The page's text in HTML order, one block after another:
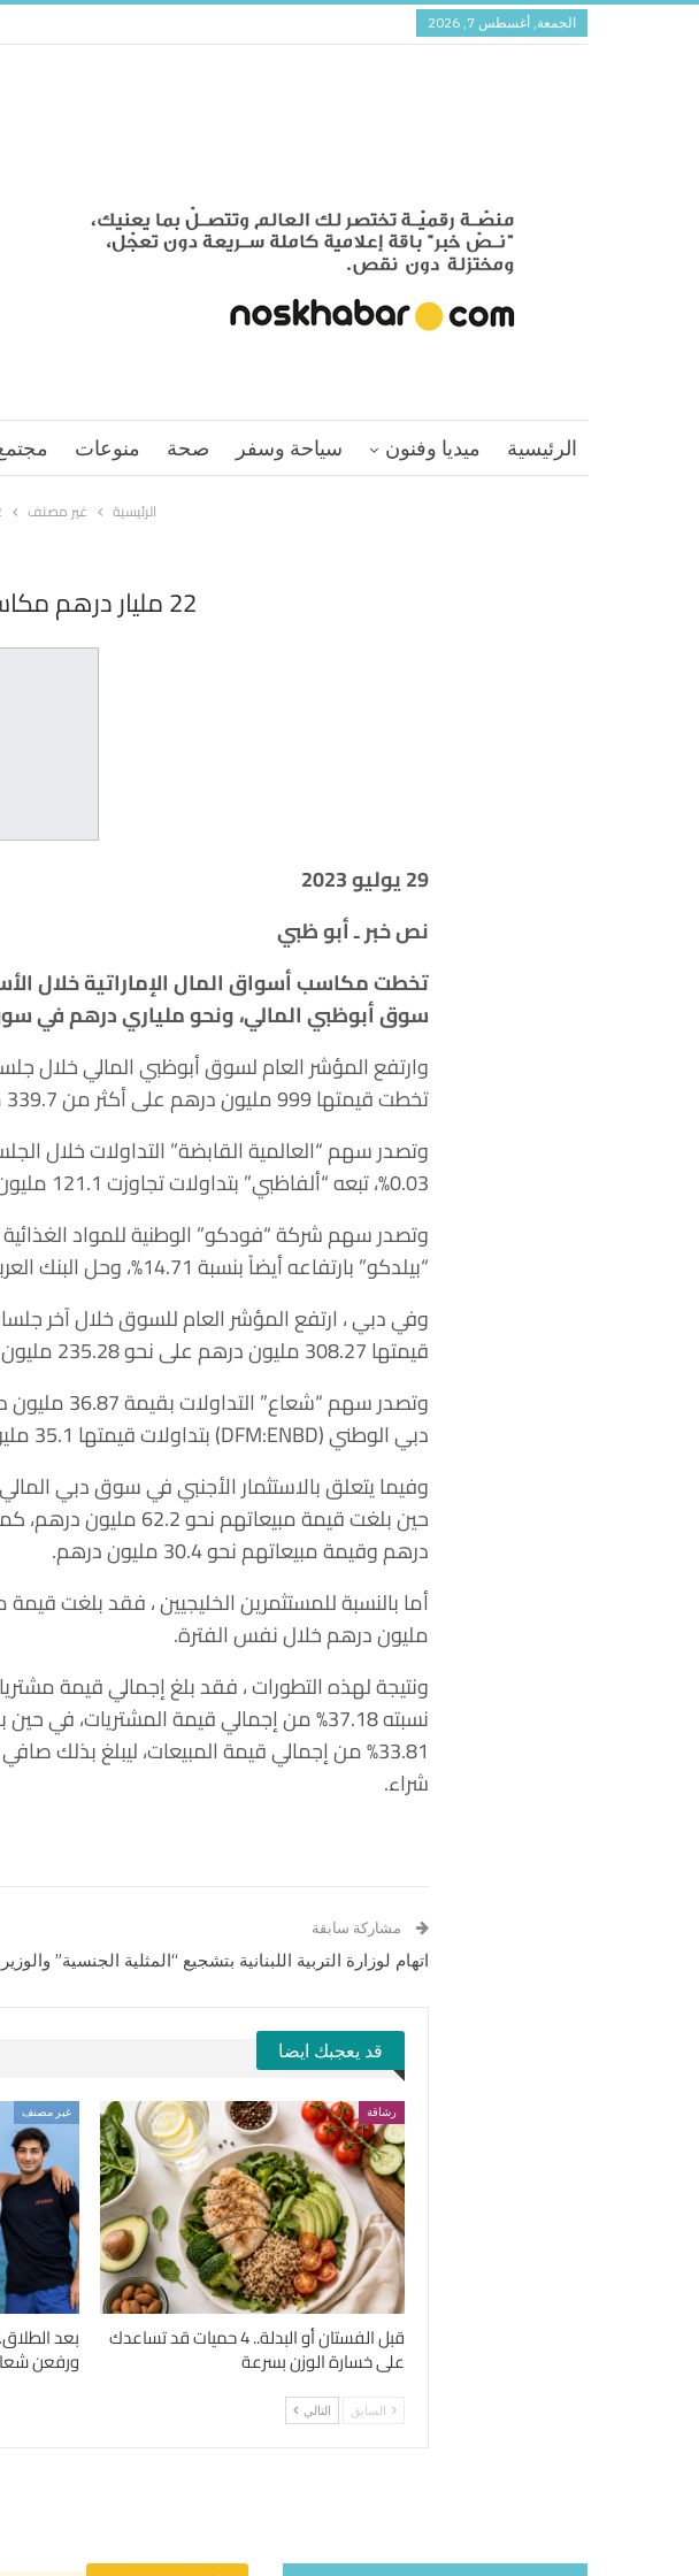
الجمعة, أغسطس 7, 2026
الرئيسية ميديا وفنون سياحة وسفر صحة منوعات
الرئيسية غير مصنف 22
22 مليار درهم مكاسب البورصات الإماراتية خلال أسبوع
29 يوليو 2023
نص خبر ـ أبو ظبي
سوق أبوظبي المالي، ونحو ملياري درهم في
تخطت قيمتها 999 مليون درهم على أكثر من 339.7 مليون سهم تم تداولها من خلال 10787 صفقة.
0.03%، تبعه “ألفاظبي” بتداولات تجاوزت 121.1 مليون درهم ليرتفع السهم 1.12%.
“بيلدكو” بارتفاعه أيضاً بنسبة 14.71%، وحل البنك العربي ثالثاً بعد صعود سهمه بنسبة 12.31%.
قيمتها 308.27 مليون درهم على نحو 235.28 مليون سهم تم تداولها عبر 6157 صفقة.
دبي الوطني (DFM:ENBD) بتداولات قيمتها 35.1 مليون درهم، ثم “إعمار” ثالثاً بـ31.38 مليون درهم.
درهم وقيمة مبيعاتهم نحو 30.4 مليون درهم.
مليون درهم خلال نفس الفترة.
شراء.
مشاركة سابقة
اتهام لوزارة التربية اللبنانية بتشجيع “المثلية الجنسية”
قد يعجبك ايضا
رشاقة
قبل الفستان أو البدلة.. 4 حميات قد تساعدك
على خسارة الوزن بسرعة
غير مصنف
بعد
ورفعن
السابق التالي